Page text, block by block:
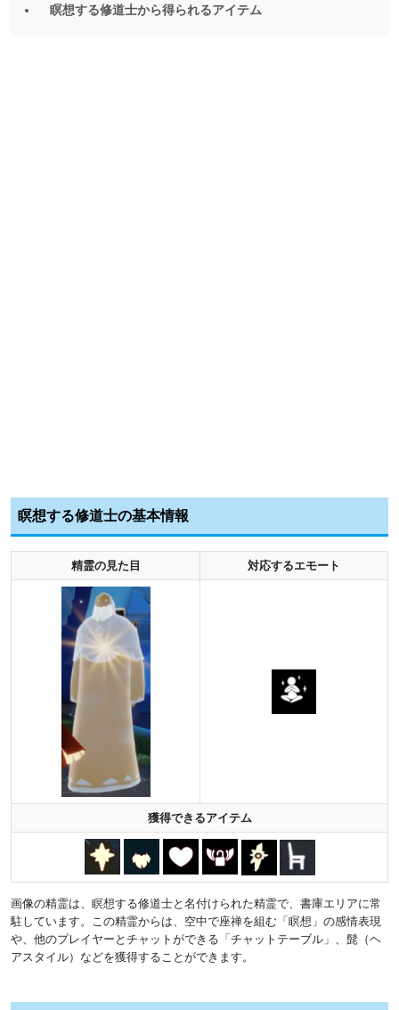
瞑想する修道士から得られるアイテム
瞑想する修道士の基本情報
精霊の見た目 対応するエモート
獲得できるアイテム
画像の精霊は、瞑想する修道士と名付けられた精霊で、書庫エリアに常
駐しています。この精霊からは、空中で座禅を組む「瞑想」の感情表現
や、他のプレイヤーとチャットができる「チャットテーブル」、髭（ヘ
アスタイル）などを獲得することができます。